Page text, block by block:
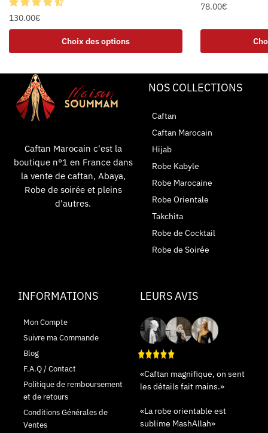
130.00€
Choix des options
78.00€
Caftan Marocain c'est la
boutique n°1 en France dans
la vente de caftan, Abaya,
Robe de soirée et pleins
d'autres.
NOS COLLECTIONS
Caftan
Caftan Marocain
Hijab
Robe Kabyle
Robe Marocaine
Robe Orientale
Takchita
Robe de Cocktail
Robe de Soirée
INFORMATIONS
Mon Compte
Suivre ma Commande
Blog
F.A.Q / Contact
Politique de remboursement
et de retours
Conditions Générales de
Ventes
LEURS AVIS
«Caftan magnifique, on sent
les détails fait mains.»
«La robe orientable est
sublime MashAllah»